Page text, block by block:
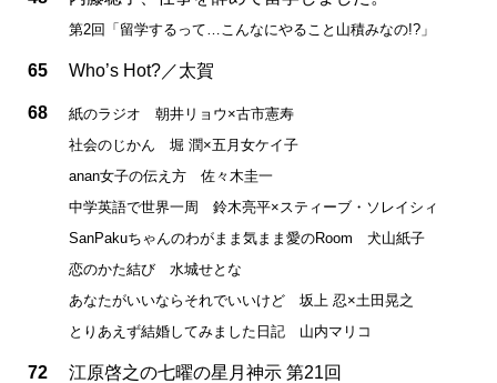
第2回「留学するって…こんなにやること山積みなの!?」
65 Who’s Hot?／太賀
68
紙のラジオ 朝井リョウ×古市憲寿
社会のじかん 堀 潤×五月女ケイ子
anan女子の伝え方 佐々木圭一
中学英語で世界一周 鈴木亮平×スティーブ・ソレイシィ
SanPakuちゃんのわがまま気まま愛のRoom 犬山紙子
恋のかた結び 水城せとな
あなたがいいならそれでいいけど 坂上 忍×土田晃之
とりあえず結婚してみました日記 山内マリコ
72 江原啓之の七曜の星月神示 第21回